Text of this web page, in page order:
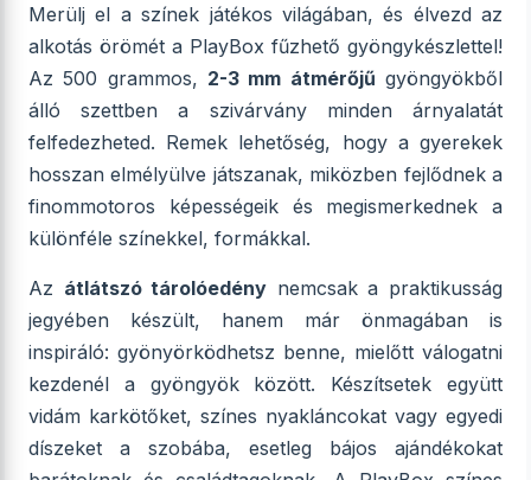
Merülj el a színek játékos világában, és élvezd az
alkotás örömét a PlayBox fűzhető gyöngykészlettel!
Az 500 grammos, 2-3 mm átmérőjű gyöngyökből
álló szettben a szivárvány minden árnyalatát
felfedezheted. Remek lehetőség, hogy a gyerekek
hosszan elmélyülve játszanak, miközben fejlődnek a
finommotoros képességeik és megismerkednek a
különféle színekkel, formákkal.
Az átlátszó tárolóedény nemcsak a praktikusság
jegyében készült, hanem már önmagában is
inspiráló: gyönyörködhetsz benne, mielőtt válogatni
kezdenél a gyöngyök között. Készítsetek együtt
vidám karkötőket, színes nyakláncokat vagy egyedi
díszeket a szobába, esetleg bájos ajándékokat